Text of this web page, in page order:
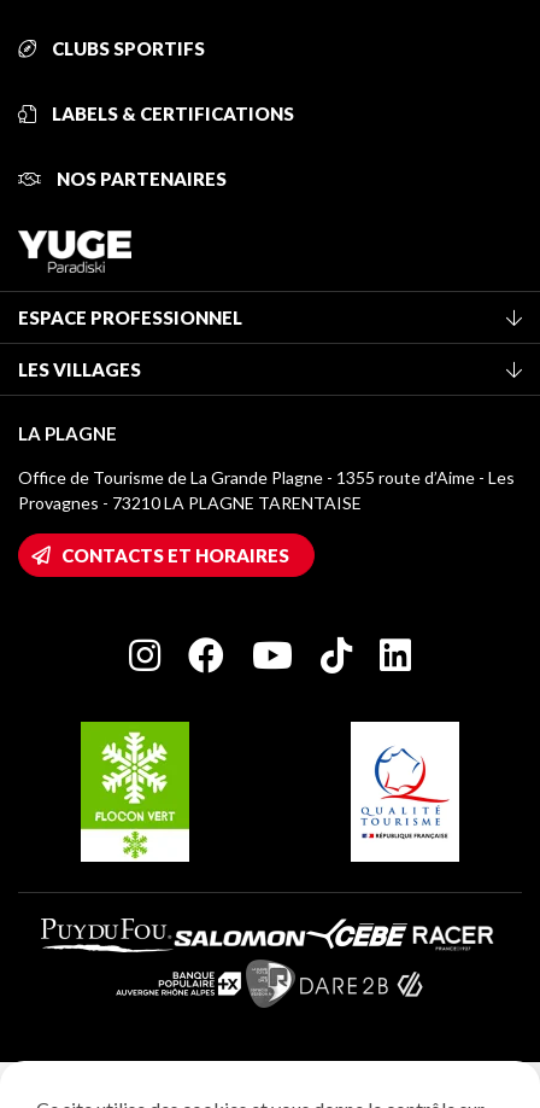
CLUBS SPORTIFS
LABELS & CERTIFICATIONS
NOS PARTENAIRES
ESPACE PROFESSIONNEL
Classement des meublés
Taxe de séjour
Médiathèque
Logos La Plagne
Accès Wifi
Maison des Propriétaires
Charte des Acteurs Engagés
LES VILLAGES
Montchavin - Les Coches
Champagny-en-Vanoise
Plagne 1800
Plagne Villages
Plagne Aime 2000
LA PLAGNE
Office de Tourisme de La Grande Plagne - 1355 route d’Aime - Les
Provagnes - 73210 LA PLAGNE TARENTAISE
CONTACTS ET HORAIRES